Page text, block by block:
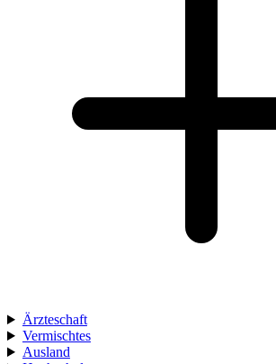
Ärzteschaft
Vermischtes
Ausland